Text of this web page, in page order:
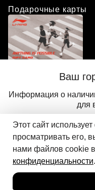
Ваш
Информация о
для
Подарочные карты
Положение о
© 2024 ООО «АДМИКС
Li-Ning в России
Этот сайт
просматривать его,
нами файлов cookie в
конфиденциальности.